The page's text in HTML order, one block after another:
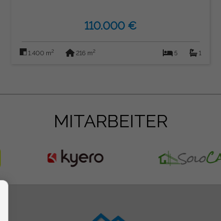
110.000 €
1.400 m2 216 m2 5 1
MITARBEITER